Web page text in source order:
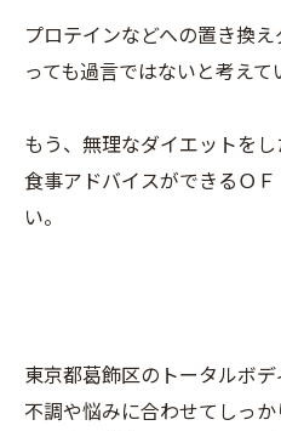
プロテインなどへの置き換
っても過言ではないと考えて
もう、無理なダイエットを
食事アドバイスができるＯ
い。
東京都葛飾区のトータルボ
不調や悩みに合わせてしっ